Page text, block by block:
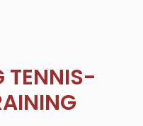
TENNIS-